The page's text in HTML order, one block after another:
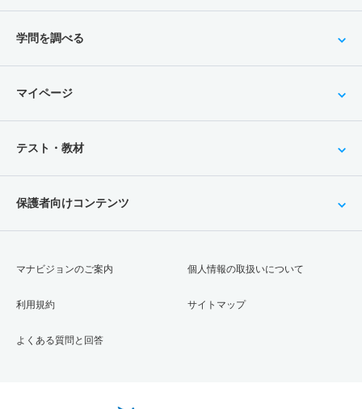
学問を調べる
マイページ
テスト・教材
保護者向けコンテンツ
マナビジョンのご案内
利用規約
よくある質問と回答
個人情報の取扱いについて
サイトマップ